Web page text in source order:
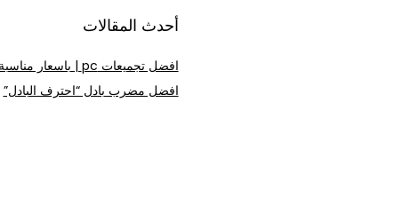
أحدث المقالات
افضل تجميعات pc | باسعار مناسبة
افضل مضرب بادل “احترف البادل”